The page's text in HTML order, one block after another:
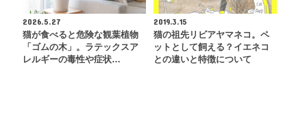
2026.5.27
猫が食べると危険な観葉植物
「ゴムの木」。ラテックスア
レルギーの毒性や症状…
2019.3.15
猫の祖先リビアヤマネコ。ペ
ットとして飼える？イエネコ
との違いと特徴について